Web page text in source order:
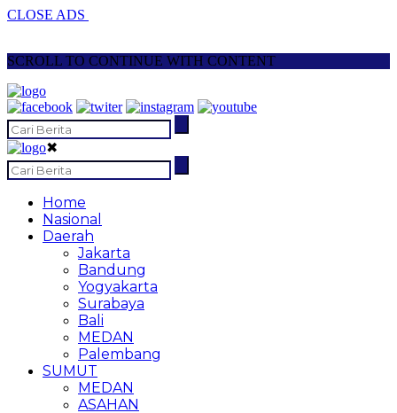
CLOSE ADS
SCROLL TO CONTINUE WITH CONTENT
✖
Home
Nasional
Daerah
Jakarta
Bandung
Yogyakarta
Surabaya
Bali
MEDAN
Palembang
SUMUT
MEDAN
ASAHAN